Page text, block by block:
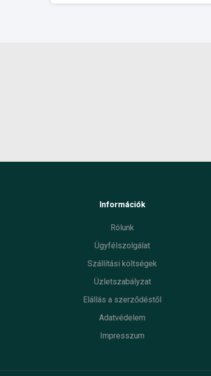
Információk
Rólunk
Ügyfélszolgálat
Szállítási költségek
Üzletszabályzat
Elállás a szerződéstől
Adatvédelem
Impresszum